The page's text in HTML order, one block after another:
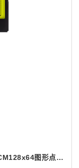
1.7英寸LCD128 x 64工控图形液晶屏/LCM128x64图形点阵液晶模块/Arduino